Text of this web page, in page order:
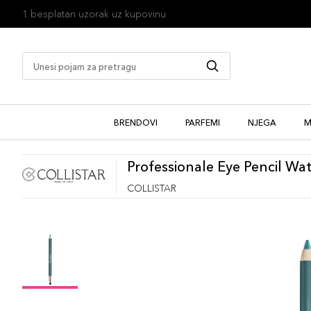
1 besplatan uzorak uz kupovinu
BRENDOVI PARFEMI NJEGA
Professionale Eye Pencil
COLLISTAR